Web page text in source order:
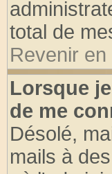
total de
Revenir en
Lorsque
de me
Désolé,
mails à